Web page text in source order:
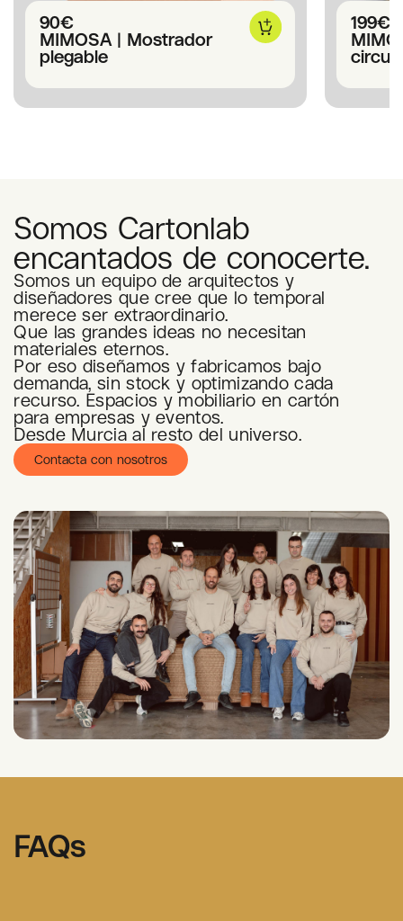
90€
MIMOSA | Mostrador
plegable
199€
Somos Cartonlab
encantados de conocerte.
Somos un equipo de arquitectos y
diseñadores que cree que lo temporal
merece ser extraordinario.
Que las grandes ideas no necesitan
materiales eternos.
Por eso diseñamos y fabricamos bajo
demanda, sin stock y optimizando cada
recurso. Espacios y mobiliario en cartón
para empresas y eventos.
Desde Murcia al resto del universo.
Contacta con nosotros
FAQs